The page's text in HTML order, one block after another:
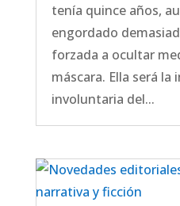
tenía quince años,
engordado
forzada a ocultar
máscara. Ella será la
involuntaria del...